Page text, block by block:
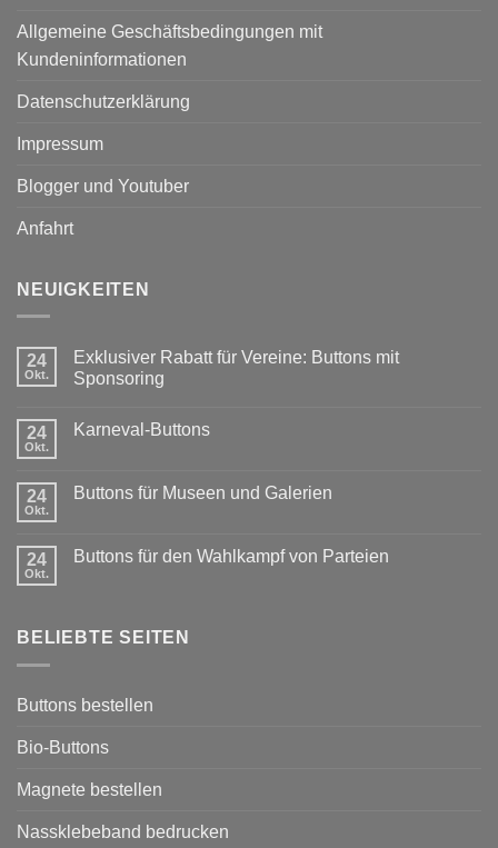
Allgemeine Geschäftsbedingungen mit
Kundeninformationen
Datenschutzerklärung
Impressum
Blogger und Youtuber
Anfahrt
NEUIGKEITEN
24
Okt.
Exklusiver Rabatt für Vereine: Buttons mit
Sponsoring
zu
Vereine:
Buttons
24
Okt.
Karneval-Buttons
Karneval-
24
Okt.
Buttons für Museen und Galerien
Buttons
24
Okt.
Buttons für den Wahlkampf von Parteien
für
BELIEBTE SEITEN
Buttons bestellen
Bio-Buttons
Magnete bestellen
Nassklebeband bedrucken